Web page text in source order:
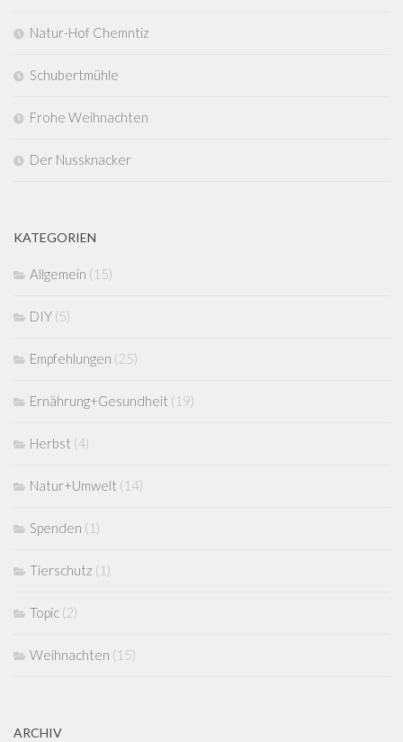
Natur-Hof Chemntiz
Schubertmühle
Frohe Weihnachten
Der Nussknacker
KATEGORIEN
Allgemein (15)
DIY (5)
Empfehlungen (25)
Ernährung+Gesundheit (19)
Herbst (4)
Natur+Umwelt (14)
Spenden (1)
Tierschutz (1)
Topic (2)
Weihnachten (15)
ARCHIV